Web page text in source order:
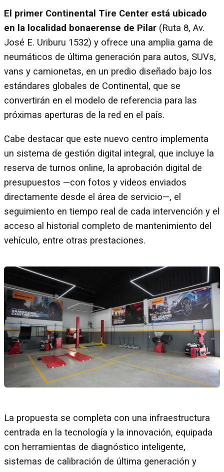
El primer Continental Tire Center está ubicado
en la localidad bonaerense de Pilar (Ruta 8, Av.
José E. Uriburu 1532) y ofrece una amplia gama de
neumáticos de última generación para autos, SUVs,
vans y camionetas, en un predio diseñado bajo los
estándares globales de Continental, que se
convertirán en el modelo de referencia para las
próximas aperturas de la red en el país.
Cabe destacar que este nuevo centro implementa
un sistema de gestión digital integral, que incluye la
reserva de turnos online, la aprobación digital de
presupuestos —con fotos y videos enviados
directamente desde el área de servicio—, el
seguimiento en tiempo real de cada intervención y el
acceso al historial completo de mantenimiento del
vehículo, entre otras prestaciones.
La propuesta se completa con una infraestructura
centrada en la tecnología y la innovación, equipada
con herramientas de diagnóstico inteligente,
sistemas de calibración de última generación y